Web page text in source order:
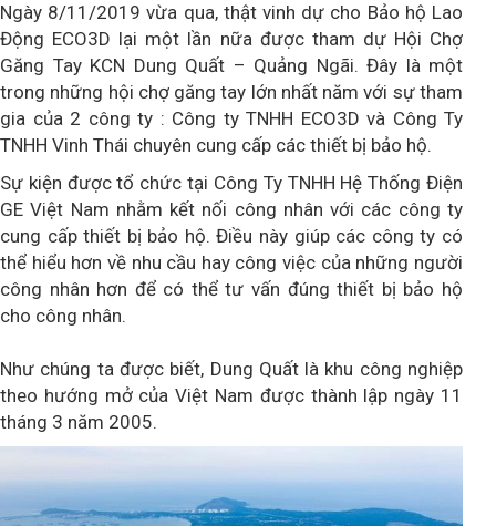
Ngày 8/11/2019 vừa qua, thật vinh dự cho Bảo hộ Lao
Động ECO3D lại một lần nữa được tham dự Hội Chợ
Găng Tay KCN Dung Quất – Quảng Ngãi. Đây là một
trong những hội chợ găng tay lớn nhất năm với sự tham
gia của 2 công ty : Công ty TNHH ECO3D và Công Ty
TNHH Vinh Thái chuyên cung cấp các thiết bị bảo hộ.
Sự kiện được tổ chức tại Công Ty TNHH Hệ Thống Điện
GE Việt Nam nhằm kết nối công nhân với các công ty
cung cấp thiết bị bảo hộ. Điều này giúp các công ty có
thể hiểu hơn về nhu cầu hay công việc của những người
công nhân hơn để có thể tư vấn đúng thiết bị bảo hộ
cho công nhân.
Như chúng ta được biết, Dung Quất là khu công nghiệp
theo hướng mở của Việt Nam được thành lập ngày 11
tháng 3 năm 2005.